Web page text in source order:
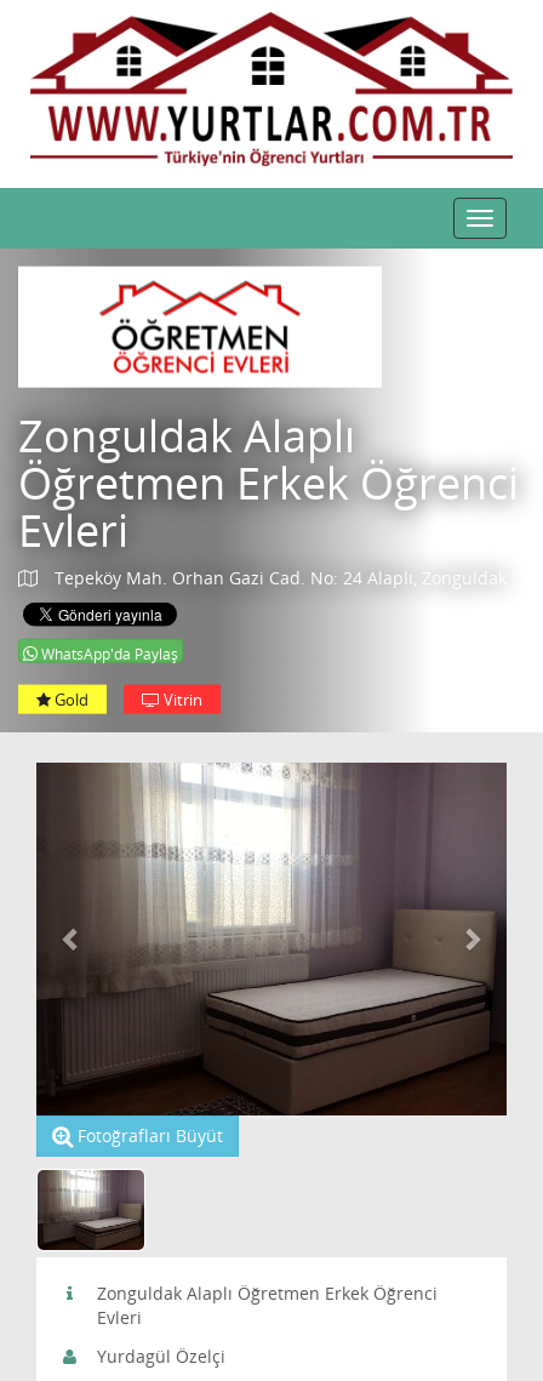
Toggle
Zonguldak Alaplı
Öğretmen Erkek Öğrenci
Evleri
Tepeköy Mah. Orhan Gazi Cad. No: 24 Alaplı, Zonguldak
WhatsApp'da Paylaş
Gold Vitrin
Fotoğrafları Büyüt
Zonguldak Alaplı Öğretmen Erkek Öğrenci
Evleri
Yurdagül Özelçi